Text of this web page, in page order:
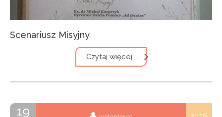
Scenariusz Misyjny
Czytaj więcej ...
19